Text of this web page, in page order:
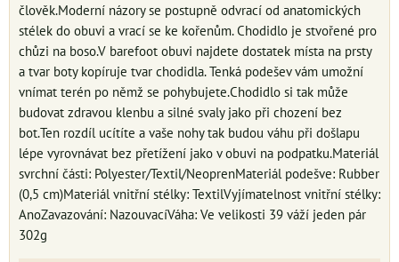
člověk.Moderní názory se postupně odvrací od anatomických
stélek do obuvi a vrací se ke kořenům. Chodidlo je stvořené pro
chůzi na boso.V barefoot obuvi najdete dostatek místa na prsty
a tvar boty kopíruje tvar chodidla. Tenká podešev vám umožní
vnímat terén po němž se pohybujete.Chodidlo si tak může
budovat zdravou klenbu a silné svaly jako při chození bez
bot.Ten rozdíl ucítíte a vaše nohy tak budou váhu při došlapu
lépe vyrovnávat bez přetížení jako v obuvi na podpatku.Materiál
svrchní části: Polyester/Textil/NeoprenMateriál podešve: Rubber
(0,5 cm)Materiál vnitřní stélky: TextilVyjímatelnost vnitřní stélky:
AnoZavazování: NazouvacíVáha: Ve velikosti 39 váží jeden pár
302g